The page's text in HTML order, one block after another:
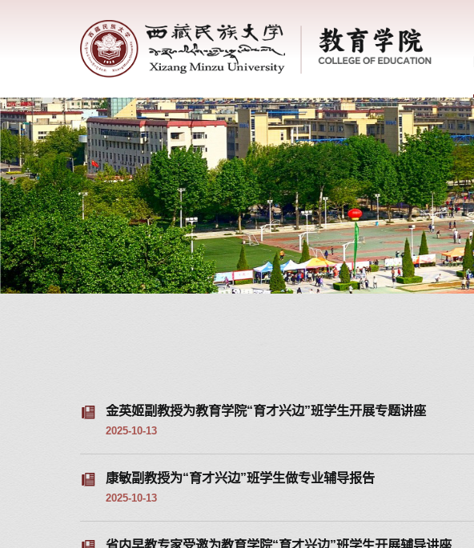
金英姬副教授为教育学院“育才兴边”班学生开展专题讲座
2025-10-13
康敏副教授为“育才兴边”班学生做专业辅导报告
2025-10-13
省内早教专家受邀为教育学院“育才兴边”班学生开展辅导讲座